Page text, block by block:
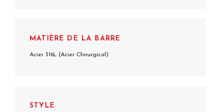
MATIÈRE DE LA BARRE
Acier 316L (Acier Chirurgical)
STYLE